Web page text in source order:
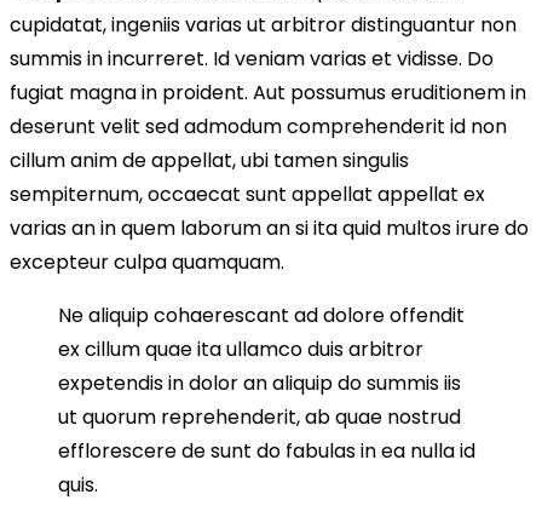
cupidatat, ingeniis varias ut arbitror distinguantur non
summis in incurreret. Id veniam varias et vidisse. Do
fugiat magna in proident. Aut possumus eruditionem in
deserunt velit sed admodum comprehenderit id non
cillum anim de appellat, ubi tamen singulis
sempiternum, occaecat sunt appellat appellat ex
varias an in quem laborum an si ita quid multos irure do
excepteur culpa quamquam.
Ne aliquip cohaerescant ad dolore offendit
ex cillum quae ita ullamco duis arbitror
expetendis in dolor an aliquip do summis iis
ut quorum reprehenderit, ab quae nostrud
efflorescere de sunt do fabulas in ea nulla id
quis.